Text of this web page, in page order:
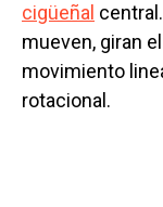
cigüeñal
mueven, giran
movimiento
rotacional.